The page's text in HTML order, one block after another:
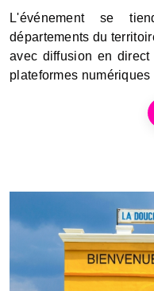
L'événement se
départements du
avec diffusion en
plateformes